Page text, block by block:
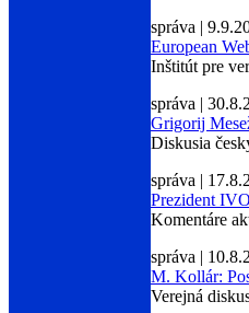
správa |
European
Inštitút pre
správa |
Grigorij
Diskusia
správa |
Prezident
Komentáre
správa |
M. Kollár:
Verejná